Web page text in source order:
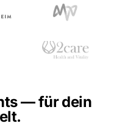
— für dein